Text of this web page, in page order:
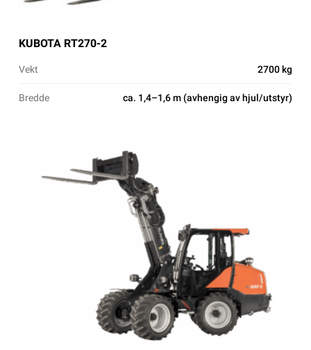
KUBOTA RT270-2
Vekt 2700 kg
Bredde ca. 1,4–1,6 m (avhengig av hjul/utstyr)